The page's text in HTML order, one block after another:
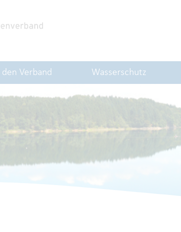
Verband Wasserschutz